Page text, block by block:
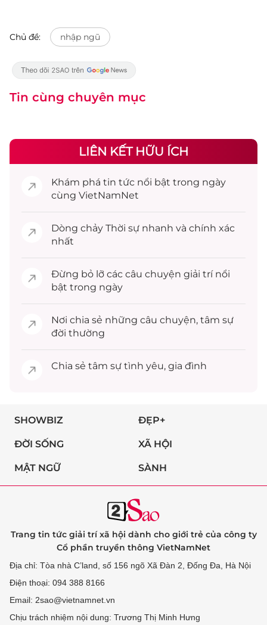
Chủ đề: nhập ngũ
Tin cùng chuyên mục
LIÊN KẾT HỮU ÍCH
Khám phá tin tức nổi bật trong ngày
cùng VietNamNet
Dòng chảy Thời sự nhanh và chính xác
nhất
Đừng bỏ lỡ các câu chuyện giải trínổi
bật trong ngày
Nơi chia sẻ những câu chuyện, tâm sự
đời thường
Chia sẻ tâm sự tình yêu, gia đình
SHOWBIZ ĐẸP+
ĐỜI SỐNG XÃ HỘI
MẬT NGỮ SÀNH
Trang tin tức giải trí xã hội dành cho giới trẻ của công ty
Cổ phần truyền thông VietNamNet
Địa chỉ: Tòa nhà C’land, số 156 ngõ Xã Đàn 2, Đống Đa, Hà Nội
Điện thoại: 094 388 8166
Email: 2sao@vietnamnet.vn
Chịu trách nhiệm nội dung: Trương Thị Minh Hưng